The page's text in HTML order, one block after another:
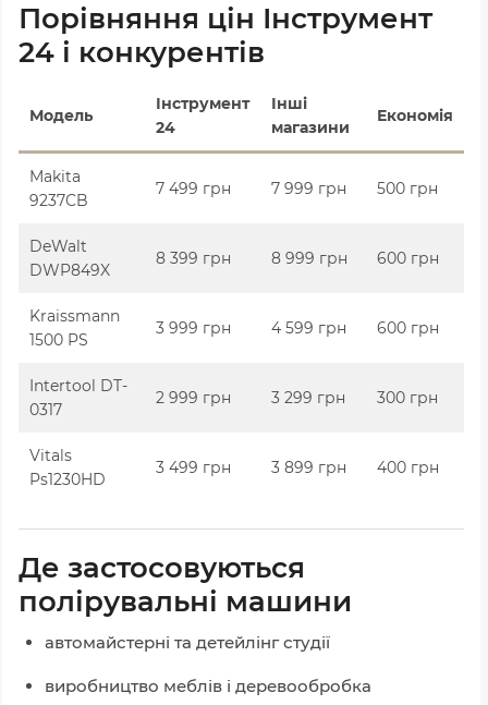
Порівняння цін Інструмент
24 і конкурентів
Модель
Інструмент
24
Інші
магазини
Економія
Makita
9237CB
7 499 грн 7 999 грн 500 грн
DeWalt
DWP849X
8 399 грн 8 999 грн 600 грн
Kraissmann
1500 PS
3 999 грн 4 599 грн 600 грн
Intertool DT-
0317
2 999 грн 3 299 грн 300 грн
Vitals
Ps1230HD
3 499 грн 3 899 грн 400 грн
Де застосовуються
полірувальні машини
автомайстерні та детейлінг студії
виробництво меблів і деревообробка